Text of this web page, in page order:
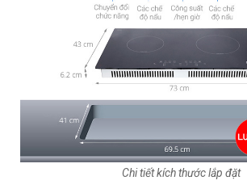
Chi tiết kích thước lắp đặt